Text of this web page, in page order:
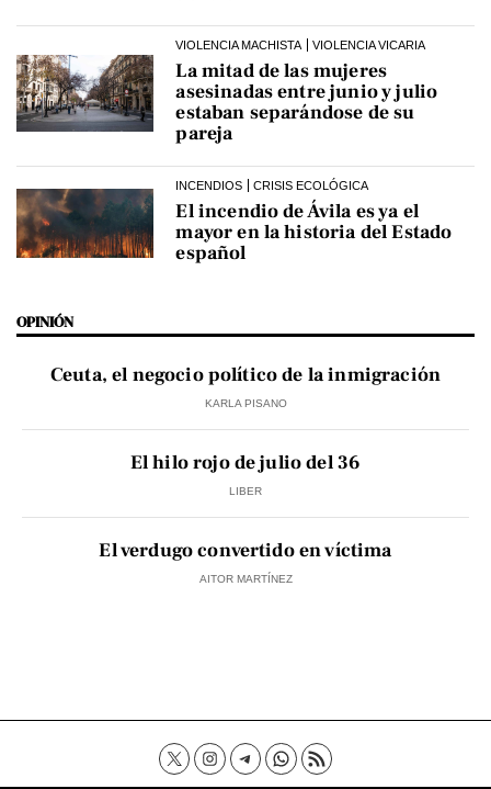
VIOLENCIA MACHISTA VIOLENCIA VICARIA
La mitad de las mujeres
asesinadas entre junio y julio
estaban separándose de su
pareja
INCENDIOS CRISIS ECOLÓGICA
El incendio de Ávila es ya el
mayor en la historia del Estado
español
OPINIÓN
Ceuta, el negocio político de la inmigración
KARLA PISANO
El hilo rojo de julio del 36
LIBER
El verdugo convertido en víctima
AITOR MARTÍNEZ